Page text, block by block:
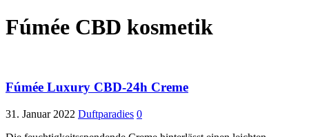
Fúmée CBD kosmetik
Fúmée Luxury CBD-24h Creme
31. Januar 2022 Duftparadies 0